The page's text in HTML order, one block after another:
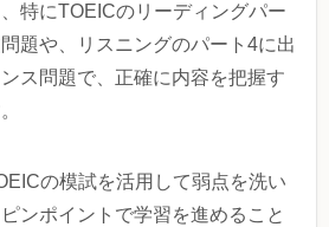
特にTOEICのリーディングパー
題や、リスニングのパート4に出
ス問題で、正確に内容を把握す
の模試を活用して弱点を洗い
ンポイントで学習を進めること